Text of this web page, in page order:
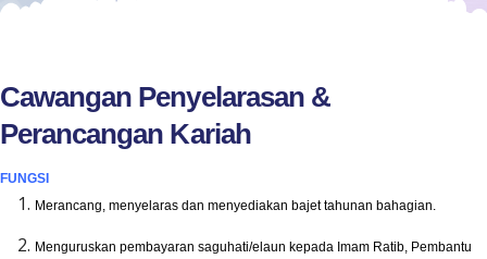
Cawangan Penyelarasan &
Perancangan Kariah
FUNGSI
Merancang, menyelaras dan menyediakan bajet tahunan bahagian.
Menguruskan pembayaran saguhati/elaun kepada Imam Ratib, Pembantu